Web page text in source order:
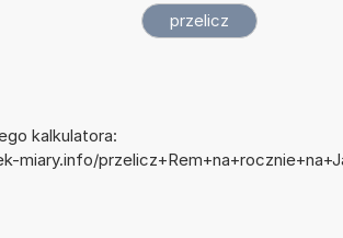
kalkulatora:
miary.info/